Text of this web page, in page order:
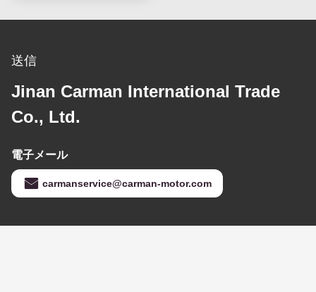
耐腐食柔軟ゴムホース
DZ93259535308 シャッ
お問い合わせ